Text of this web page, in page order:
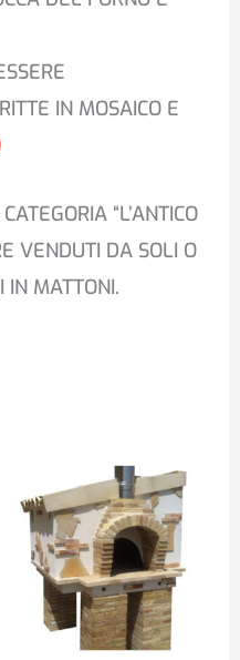
IN MOSAICO E
“L’ANTICO
VENDUTI DA SOLI O
IN MATTONI.